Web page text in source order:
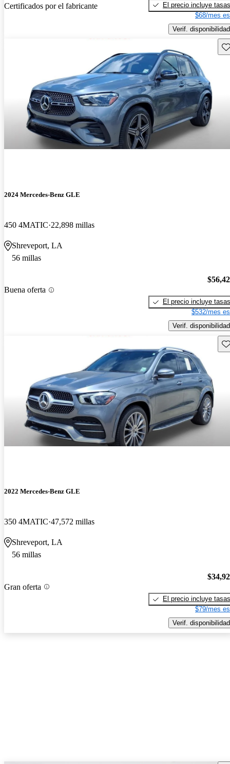
Certificados por el fabricante
El precio incluye tasas
$68/mes
Verif. disponibilidad
2024 Mercedes-Benz GLE
450 4MATIC 22,898 millas
Shreveport, LA
56 millas
Buena oferta
El precio incluye tasas
$532/mes
Verif. disponibilidad
2022 Mercedes-Benz GLE
350 4MATIC 47,572 millas
Shreveport, LA
56 millas
Gran oferta
El precio incluye tasas
$79/mes
Verif. disponibilidad